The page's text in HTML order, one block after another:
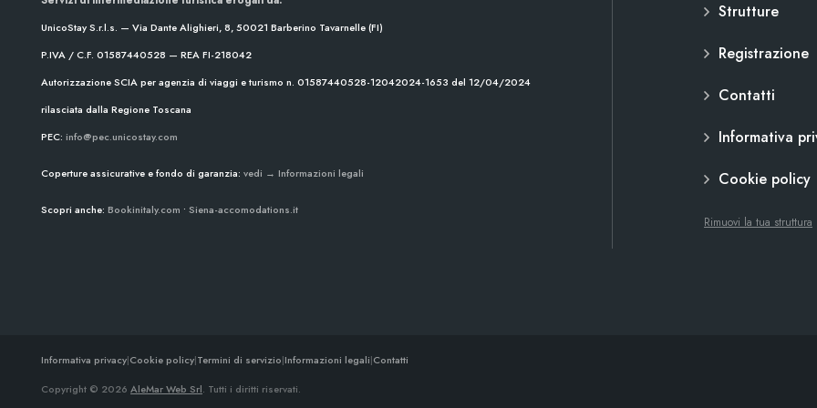
UnicoStay S.r.l.s. — Via Dante Alighieri, 8, 50021 Barberino Tavarnelle (FI)
P.IVA / C.F. 01587440528 — REA FI-218042
Autorizzazione SCIA per agenzia di viaggi e turismo n. 01587440528-12042024-1653 del 12/04/2024
rilasciata dalla Regione Toscana
PEC: info@pec.unicostay.com
Coperture assicurative e fondo di garanzia: vedi → Informazioni legali
Scopri anche: Bookinitaly.com • Siena-accomodations.it
Strutture
Registrazione
Contatti
Informativa
Cookie policy
Rimuovi la tua struttura
Informativa privacy|Cookie policy|Termini di servizio|Informazioni legali|Contatti
Copyright © 2026 AleMar Web Srl. Tutti i diritti riservati.